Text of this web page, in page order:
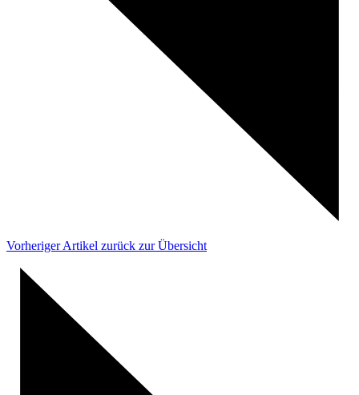
Vorheriger Artikel zurück zur Übersicht